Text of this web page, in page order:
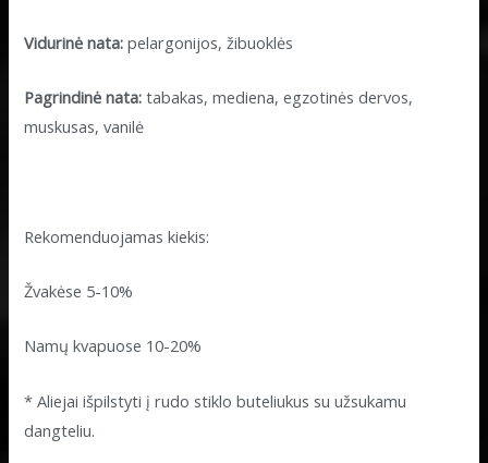
Vidurinė nata: pelargonijos, žibuoklės
Pagrindinė nata:tabakas, mediena, egzotinės dervos,
muskusas, vanilė
Rekomenduojamas kiekis:
Žvakėse 5-10%
Namų kvapuose 10-20%
* Aliejai išpilstyti į rudo stiklo buteliukus su užsukamu
dangteliu.